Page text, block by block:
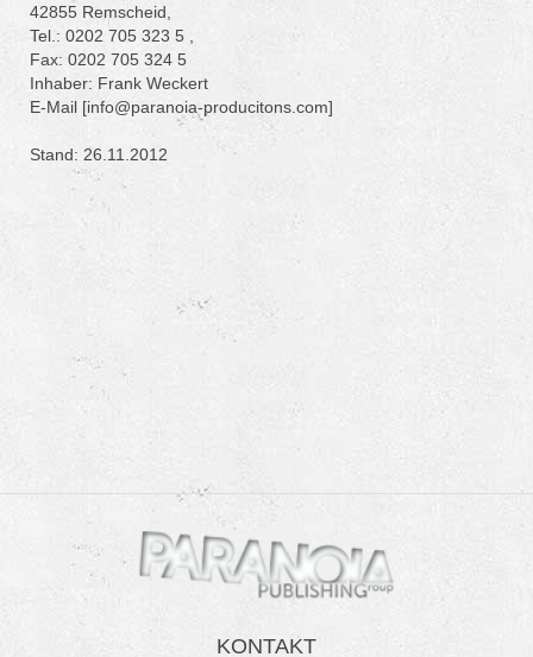
42855 Remscheid,
Tel.: 0202 705 323 5 ,
Fax: 0202 705 324 5
Inhaber: Frank Weckert
E-Mail [info@paranoia-producitons.com]
Stand: 26.11.2012
KONTAKT